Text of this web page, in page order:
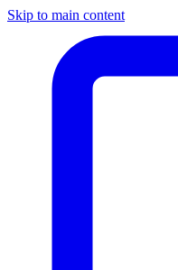
Skip to main content